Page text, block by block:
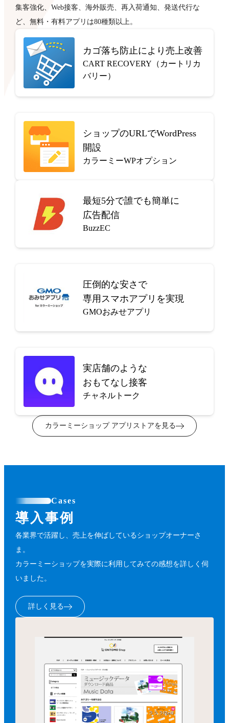
集客強化、Web接客、海外販売、再入荷通知、発送代行な
ど、無料・有料アプリは80種類以上。
カゴ落ち防止により売上改善
CART RECOVERY（カートリカ
バリー）
ショップのURLでWordPress
開設
カラーミーWPオプション
最短5分で誰でも簡単に
広告配信
BuzzEC
圧倒的な安さで
専用スマホアプリを実現
GMOおみせアプリ
実店舗のような
おもてなし接客
チャネルトーク
カラーミーショップ アプリストアを見る
Cases
導入事例
各業界で活躍し、売上を伸ばしているショップオーナーさ
ま。
カラーミーショップを実際に利用してみての感想を詳しく伺
いました。
詳しく見る